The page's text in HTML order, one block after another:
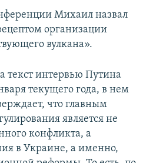
Михаил назвал
организации
вулкана».
текст интервью Путина
текущего года, в нем
что главным
является не
конфликта, а
в Украине, а именно,